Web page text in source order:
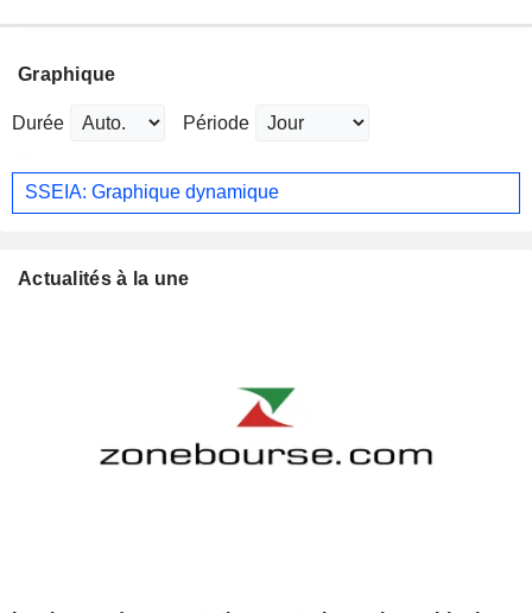
Graphique
Durée Période
SSEIA: Graphique dynamique
Actualités à la une